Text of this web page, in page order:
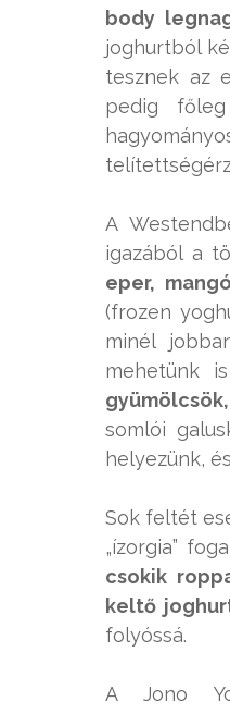
body
joghurtból
tesznek az
pedig
A
igazából a
eper,
(frozen
minél
mehetünk
somlói
helyezünk,
Sok feltét
„ízorgia”
csokik
keltő
folyóssá.
A Jono